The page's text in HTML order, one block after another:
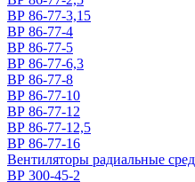
ВР 86-77-3,15
ВР 86-77-4
ВР 86-77-5
ВР 86-77-6,3
ВР 86-77-8
ВР 86-77-10
ВР 86-77-12
ВР 86-77-12,5
ВР 86-77-16
Вентиляторы радиальные
ВР 300-45-2